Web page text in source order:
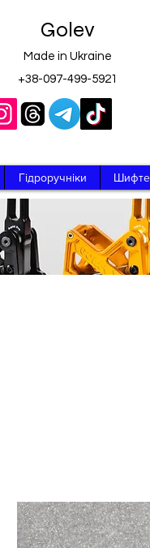
Golev
Made in Ukraine
+38-097-499-5921
Гідроручніки